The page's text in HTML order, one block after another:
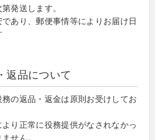
発送します。
あり、郵便事情等によりお届け日
返品について
務の返品・返金は原則お受けしてお
より正常に役務提供がなされなかっ
せん。